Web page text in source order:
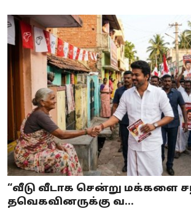
“வீடு வீடாக சென்று மக்களை
தவெகவினருக்கு வ...